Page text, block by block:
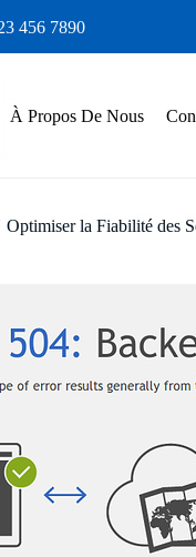
456 7890
À Propos De Nous
Optimiser la Fiabilité des